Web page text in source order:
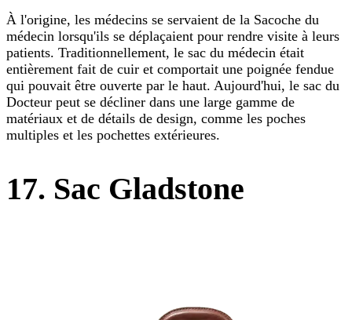
À l'origine, les médecins se servaient de la Sacoche du
médecin lorsqu'ils se déplaçaient pour rendre visite à leurs
patients. Traditionnellement, le sac du médecin était
entièrement fait de cuir et comportait une poignée fendue
qui pouvait être ouverte par le haut. Aujourd'hui, le sac du
Docteur peut se décliner dans une large gamme de
matériaux et de détails de design, comme les poches
multiples et les pochettes extérieures.
17. Sac Gladstone